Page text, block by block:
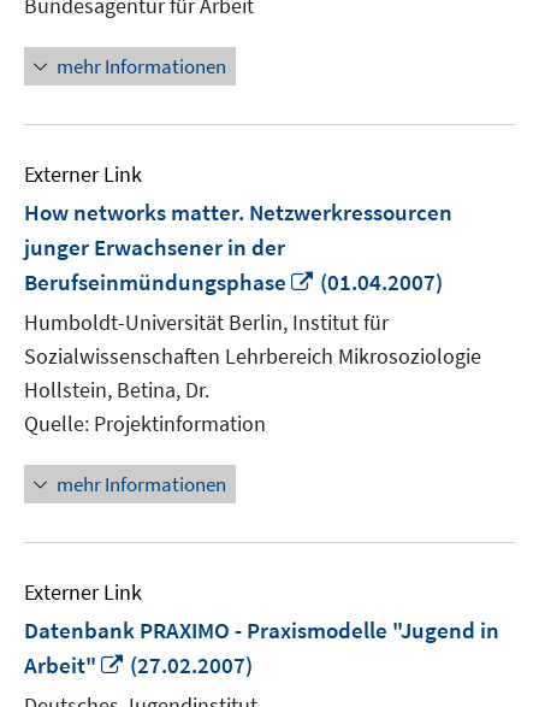
Fenster
öffnen
mehr Informationen
Externer Link
How networks matter. Netzwerkressourcen
junger Erwachsener in der
Berufseinmündungsphase
In
neuem
Fenster
öffnen
(01.04.2007)
Humboldt-Universität Berlin, Institut für
Sozialwissenschaften Lehrbereich Mikrosoziologie
Hollstein, Betina, Dr.
Quelle: Projektinformation
mehr Informationen
Externer Link
Datenbank PRAXIMO - Praxismodelle "Jugend in
Arbeit"
In
neuem
(27.02.2007)